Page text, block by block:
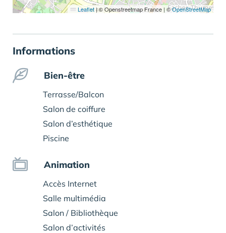
Leaflet|© Openstreetmap France | ©OpenStreetMap
Informations
Bien-être
Terrasse/Balcon
Salon de coiffure
Salon d’esthétique
Piscine
Animation
Accès Internet
Salle multimédia
Salon / Bibliothèque
Salon d’activités